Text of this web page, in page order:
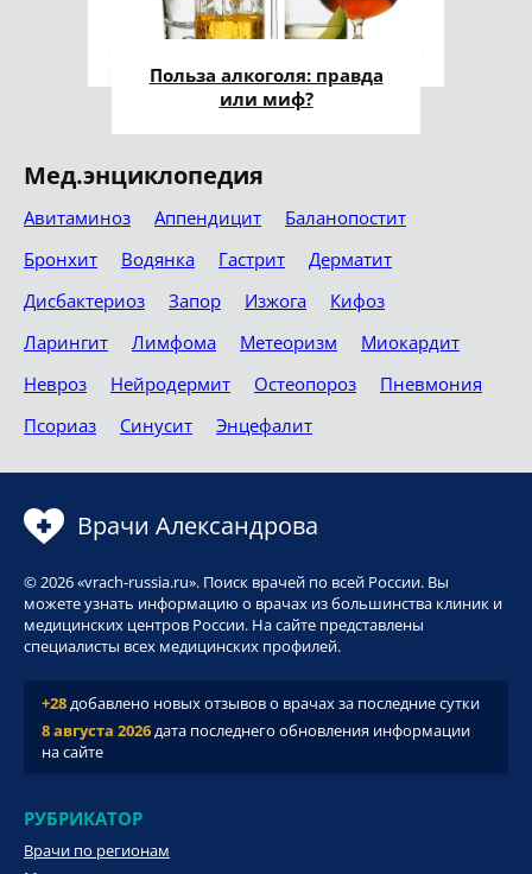
Польза алкоголя: правда
или миф?
Мед.энциклопедия
Авитаминоз Аппендицит
Баланопостит
Бронхит
Водянка Гастрит
Дерматит
Дисбактериоз
Запор Изжога
Кифоз
Ларингит
Лимфома Метеоризм
Миокардит
Невроз
Нейродермит Остеопороз
Пневмония
Псориаз
Синусит Энцефалит
Врачи Александрова
© 2026 «vrach-russia.ru». Поиск врачей по всей России. Вы
можете узнать информацию о врачах из большинства клиник и
медицинских центров России. На сайте представлены
специалисты всех медицинских профилей.
+28добавлено новых отзывов о врачах за последние сутки
8 августа 2026дата последнего обновления информации
на сайте
РУБРИКАТОР
Врачи по регионам